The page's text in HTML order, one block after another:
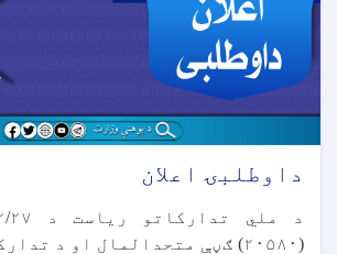
داوطلبۍ اعلان
(۲۰۵۸۰) ګڼې متحدالمال او د